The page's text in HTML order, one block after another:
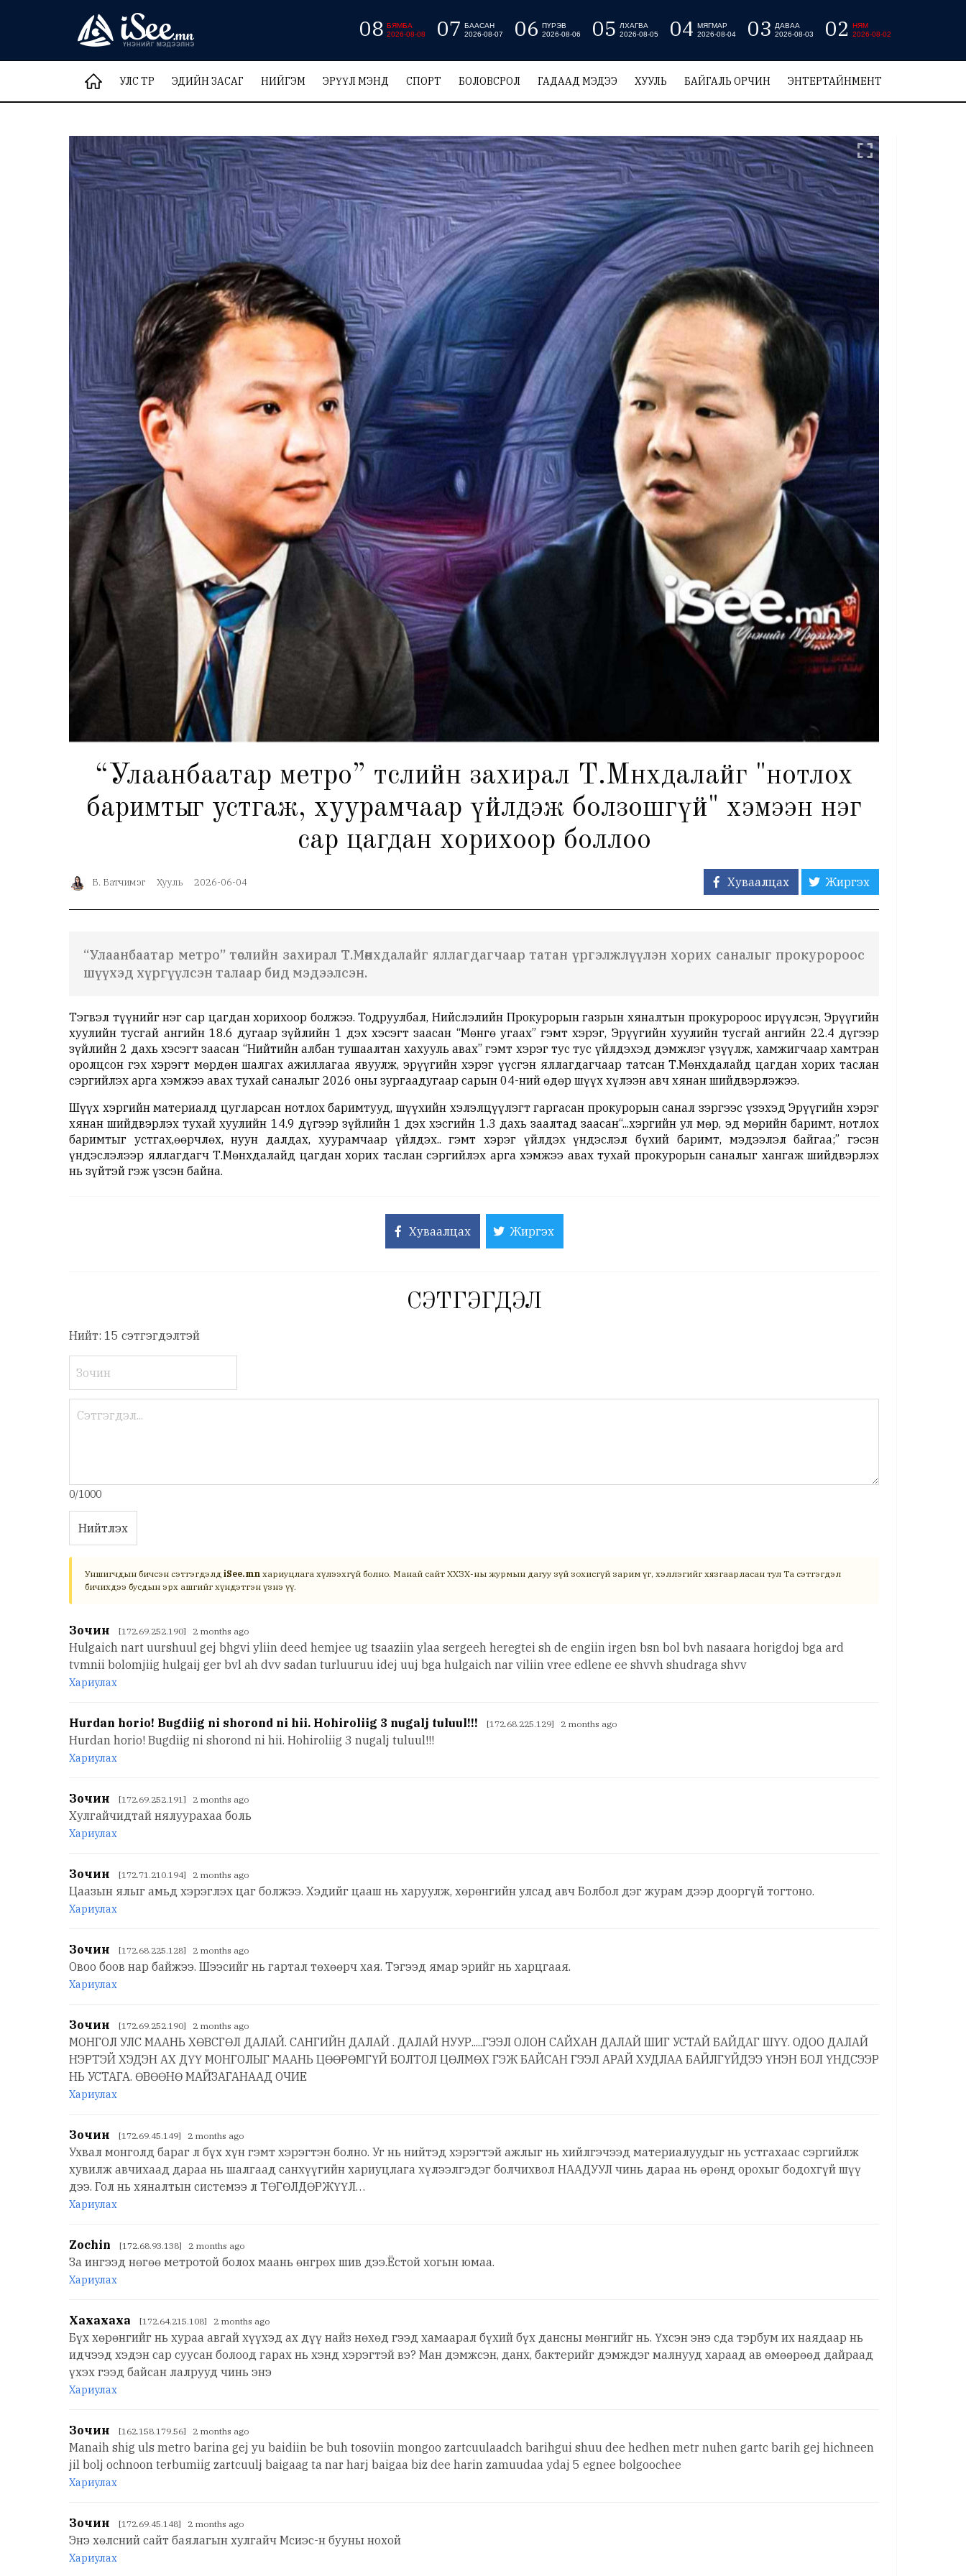
08 БЯМБА
2026-08-08
07 БААСАН
2026-08-07
06 ПҮРЭВ
2026-08-06
05
ЛХАГВА
2026-08-05
04 МЯГМАР
2026-08-04
03
ДАВАА
2026-08-03
02
НЯМ
2026-08-02
УЛС ТӨР ЭДИЙН ЗАСАГ НИЙГЭМ ЭРҮҮЛ МЭНД СПОРТ БОЛОВСРОЛ ГАДААД МЭДЭЭ ХУУЛЬ БАЙГАЛЬ ОРЧИН ЭНТЕРТАЙНМЕНТ
“Улаанбаатар метро” төслийн захирал Т.Мөнхдалайг "нотлох
баримтыг устгаж, хуурамчаар үйлдэж болзошгүй" хэмээн нэг
сар цагдан хорихоор боллоо
Б. Батчимэг Хууль 2026-06-04 Хуваалцах Жиргэх
“Улаанбаатар метро” төслийн захирал Т.Мөнхдалайг яллагдагчаар татан үргэлжлүүлэн хорих саналыг прокуророос
шүүхэд хүргүүлсэн талаар бид мэдээлсэн.
Тэгвэл түүнийг нэг сар цагдан хорихоор болжээ. Тодруулбал, Нийслэлийн Прокурорын газрын хяналтын прокуророос ирүүлсэн, Эрүүгийн
хуулийн тусгай ангийн 18.6 дугаар зүйлийн 1 дэх хэсэгт заасан “Мөнгө угаах” гэмт хэрэг, Эрүүгийн хуулийн тусгай ангийн 22.4 дүгээр
зүйлийн 2 дахь хэсэгт заасан “Нийтийн албан тушаалтан хахууль авах” гэмт хэрэг тус тус үйлдэхэд дэмжлэг үзүүлж, хамжигчаар хамтран
оролцсон гэх хэрэгт мөрдөн шалгах ажиллагаа явуулж, эрүүгийн хэрэг үүсгэн яллагдагчаар татсан Т.Мөнхдалайд цагдан хорих таслан
сэргийлэх арга хэмжээ авах тухай саналыг 2026 оны зургаадугаар сарын 04-ний өдөр шүүх хүлээн авч хянан шийдвэрлэжээ.
Шүүх хэргийн материалд цугларсан нотлох баримтууд, шүүхийн хэлэлцүүлэгт гаргасан прокурорын санал зэргээс үзэхэд Эрүүгийн хэрэг
хянан шийдвэрлэх тухай хуулийн 14.9 дүгээр зүйлийн 1 дэх хэсгийн 1.3 дахь заалтад заасан“...хэргийн ул мөр, эд мөрийн баримт, нотлох
баримтыг устгах,өөрчлөх, нуун далдах, хуурамчаар үйлдэх.. гэмт хэрэг үйлдэх үндэслэл бүхий баримт, мэдээлэл байгаа;” гэсэн
үндэслэлээр яллагдагч Т.Мөнхдалайд цагдан хорих таслан сэргийлэх арга хэмжээ авах тухай прокурорын саналыг хангаж шийдвэрлэх
нь зүйтэй гэж үзсэн байна.
Хуваалцах Жиргэх
СЭТГЭГДЭЛ
Нийт: 15 сэтгэгдэлтэй
0/1000
Нийтлэх
Уншигчдын бичсэн сэтгэгдэлд iSee.mn хариуцлага хүлээхгүй болно. Манай сайт ХХЗХ-ны журмын дагуу зүй зохисгүй зарим үг, хэллэгийг хязгаарласан тул Та сэтгэгдэл
бичихдээ бусдын эрх ашгийг хүндэтгэн үзнэ үү.
Зочин [172.69.252.190] 2 months ago
Hulgaich nart uurshuul gej bhgvi yliin deed hemjee ug tsaaziin ylaa sergeeh heregtei sh de engiin irgen bsn bol bvh nasaara horigdoj bga ard
tvmnii bolomjiig hulgaij ger bvl ah dvv sadan turluuruu idej uuj bga hulgaich nar viliin vree edlene ee shvvh shudraga shvv
Хариулах
Hurdan horio! Bugdiig ni shorond ni hii. Hohiroliig 3 nugalj tuluul!!! [172.68.225.129] 2 months ago
Hurdan horio! Bugdiig ni shorond ni hii. Hohiroliig 3 nugalj tuluul!!!
Хариулах
Зочин [172.69.252.191] 2 months ago
Хулгайчидтай нялуурахаа боль
Хариулах
Зочин [172.71.210.194] 2 months ago
Цаазын ялыг амьд хэрэглэх цаг болжээ. Хэдийг цааш нь харуулж, хөрөнгийн улсад авч Болбол дэг журам дээр дооргүй тогтоно.
Хариулах
Зочин [172.68.225.128] 2 months ago
Овоо боов нар байжээ. Шээсийг нь гартал төхөөрч хая. Тэгээд ямар эрийг нь харцгаая.
Хариулах
Зочин [172.69.252.190] 2 months ago
МОНГОЛ УЛС МААНЬ ХӨВСГӨЛ ДАЛАЙ. САНГИЙН ДАЛАЙ . ДАЛАЙ НУУР.....ГЭЭЛ ОЛОН САЙХАН ДАЛАЙ ШИГ УСТАЙ БАЙДАГ ШҮҮ. ОДОО ДАЛАЙ
НЭРТЭЙ ХЭДЭН АХ ДҮҮ МОНГОЛЫГ МААНЬ ЦӨӨРӨМГҮЙ БОЛТОЛ ЦӨЛМӨХ ГЭЖ БАЙСАН ГЭЭЛ АРАЙ ХУДЛАА БАЙЛГҮЙДЭЭ ҮНЭН БОЛ ҮНДСЭЭР
НЬ УСТАГА. ӨВӨӨНӨ МАЙЗАГАНААД ОЧИЕ
Хариулах
Зочин [172.69.45.149] 2 months ago
Ухвал монголд бараг л бүх хүн гэмт хэрэгтэн болно. Уг нь нийтэд хэрэгтэй ажлыг нь хийлгэчээд материалуудыг нь устгахаас сэргийлж
хувилж авчихаад дараа нь шалгаад санхүүгийн хариуцлага хүлээлгэдэг болчихвол НААДУУЛ чинь дараа нь өрөнд орохыг бодохгүй шүү
дээ. Гол нь хяналтын системээ л ТӨГӨЛДӨРЖҮҮЛ…
Хариулах
Zochin [172.68.93.138] 2 months ago
За ингээд нөгөө мeтротой болох маань өнгрөх шив дээ.Ёстой хогын юмаа.
Хариулах
Хахахаха [172.64.215.108] 2 months ago
Бүх хөрөнгийг нь хураа авгай хүүхэд ах дүү найз нөхөд гээд хамаарал бүхий бүх дансны мөнгийг нь. Үхсэн энэ сда тэрбум их наядаар нь
идчээд хэдэн сар суусан болоод гарах нь хэнд хэрэгтэй вэ? Ман дэмжсэн, данх, бактерийг дэмждэг малнууд хараад ав өмөөрөөд дайраад
үхэх гээд байсан лалрууд чинь энэ
Хариулах
Зочин [162.158.179.56] 2 months ago
Manaih shig uls metro barina gej yu baidiin be buh tosoviin mongoo zartcuulaadch barihgui shuu dee hedhen metr nuhen gartc barih gej hichneen
jil bolj ochnoon terbumiig zartcuulj baigaag ta nar harj baigaa biz dee harin zamuudaa ydaj 5 egnee bolgoochee
Хариулах
Зочин [172.69.45.148] 2 months ago
Энэ хөлсний сайт баялагын хулгайч Мсиэс-н бууны нохой
Хариулах